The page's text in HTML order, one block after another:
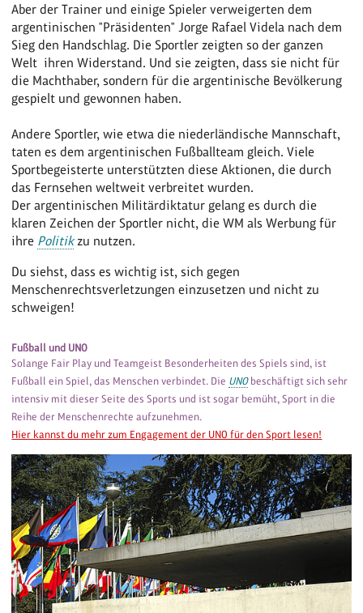
Aber der Trainer und einige Spieler verweigerten dem
argentinischen "Präsidenten" Jorge Rafael Videla nach dem
Sieg den Handschlag. Die Sportler zeigten so der ganzen
Welt ihren Widerstand. Und sie zeigten, dass sie nicht für
die Machthaber, sondern für die argentinische Bevölkerung
gespielt und gewonnen haben.
Andere Sportler, wie etwa die niederländische Mannschaft,
taten es dem argentinischen Fußballteam gleich. Viele
Sportbegeisterte unterstützten diese Aktionen, die durch
das Fernsehen weltweit verbreitet wurden.
Der argentinischen Militärdiktatur gelang es durch die
klaren Zeichen der Sportler nicht, die WM als Werbung für
ihre Politikzu nutzen.
Du siehst, dass es wichtig ist, sich gegen
Menschenrechtsverletzungen einzusetzen und nicht zu
schweigen!
Fußball und UNO
Solange Fair Play und Teamgeist Besonderheiten des Spiels sind, ist
Fußball ein Spiel, das Menschen verbindet. Die UNObeschäftigt sich sehr
intensiv mit dieser Seite des Sports und ist sogar bemüht, Sport in die
Reihe der Menschenrechte aufzunehmen.
Hier kannst du mehr zum Engagement der UNO für den Sport lesen!